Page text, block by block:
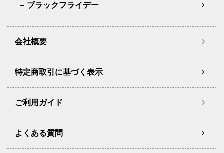
ブラックフライデー
会社概要
特定商取引に基づく表示
ご利用ガイド
よくある質問